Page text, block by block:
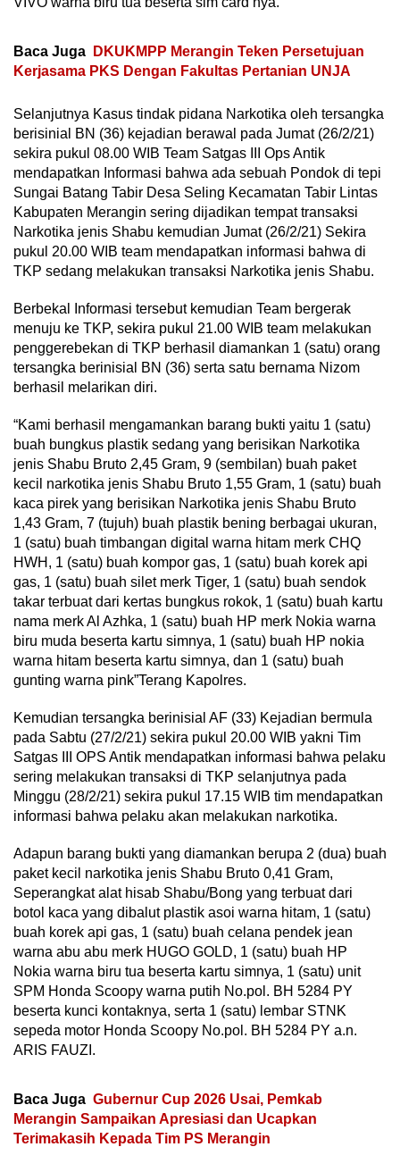
Baca Juga
DKUKMPP Merangin Teken Persetujuan
Kerjasama PKS Dengan Fakultas Pertanian UNJA
Selanjutnya Kasus tindak pidana Narkotika oleh tersangka
berisinial BN (36) kejadian berawal pada Jumat (26/2/21)
sekira pukul 08.00 WIB Team Satgas III Ops Antik
mendapatkan Informasi bahwa ada sebuah Pondok di tepi
Sungai Batang Tabir Desa Seling Kecamatan Tabir Lintas
Kabupaten Merangin sering dijadikan tempat transaksi
Narkotika jenis Shabu kemudian Jumat (26/2/21) Sekira
pukul 20.00 WIB team mendapatkan informasi bahwa di
TKP sedang melakukan transaksi Narkotika jenis Shabu.
Berbekal Informasi tersebut kemudian Team bergerak
menuju ke TKP, sekira pukul 21.00 WIB team melakukan
penggerebekan di TKP berhasil diamankan 1 (satu) orang
tersangka berinisial BN (36) serta satu bernama Nizom
berhasil melarikan diri.
“Kami berhasil mengamankan barang bukti yaitu 1 (satu)
buah bungkus plastik sedang yang berisikan Narkotika
jenis Shabu Bruto 2,45 Gram, 9 (sembilan) buah paket
kecil narkotika jenis Shabu Bruto 1,55 Gram, 1 (satu) buah
kaca pirek yang berisikan Narkotika jenis Shabu Bruto
1,43 Gram, 7 (tujuh) buah plastik bening berbagai ukuran,
1 (satu) buah timbangan digital warna hitam merk CHQ
HWH, 1 (satu) buah kompor gas, 1 (satu) buah korek api
gas, 1 (satu) buah silet merk Tiger, 1 (satu) buah sendok
takar terbuat dari kertas bungkus rokok, 1 (satu) buah kartu
nama merk Al Azhka, 1 (satu) buah HP merk Nokia warna
biru muda beserta kartu simnya, 1 (satu) buah HP nokia
warna hitam beserta kartu simnya, dan 1 (satu) buah
gunting warna pink”Terang Kapolres.
Kemudian tersangka berinisial AF (33) Kejadian bermula
pada Sabtu (27/2/21) sekira pukul 20.00 WIB yakni Tim
Satgas III OPS Antik mendapatkan informasi bahwa pelaku
sering melakukan transaksi di TKP selanjutnya pada
Minggu (28/2/21) sekira pukul 17.15 WIB tim mendapatkan
informasi bahwa pelaku akan melakukan narkotika.
Adapun barang bukti yang diamankan berupa 2 (dua) buah
paket kecil narkotika jenis Shabu Bruto 0,41 Gram,
Seperangkat alat hisab Shabu/Bong yang terbuat dari
botol kaca yang dibalut plastik asoi warna hitam, 1 (satu)
buah korek api gas, 1 (satu) buah celana pendek jean
warna abu abu merk HUGO GOLD, 1 (satu) buah HP
Nokia warna biru tua beserta kartu simnya, 1 (satu) unit
SPM Honda Scoopy warna putih No.pol. BH 5284 PY
beserta kunci kontaknya, serta 1 (satu) lembar STNK
sepeda motor Honda Scoopy No.pol. BH 5284 PY a.n.
ARIS FAUZI.
Baca Juga Gubernur Cup 2026 Usai, Pemkab
Merangin Sampaikan Apresiasi dan Ucapkan
Terimakasih Kepada Tim PS Merangin